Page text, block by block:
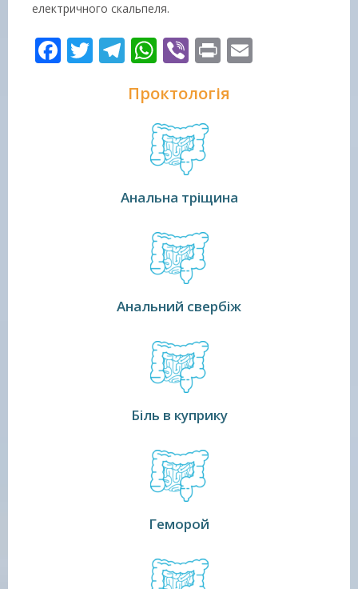
електричного скальпеля.
Facebook
Twitter
Telegram
WhatsApp
Viber
Print
Проктологія
Анальна тріщина
Анальний свербіж
Біль в куприку
Геморой